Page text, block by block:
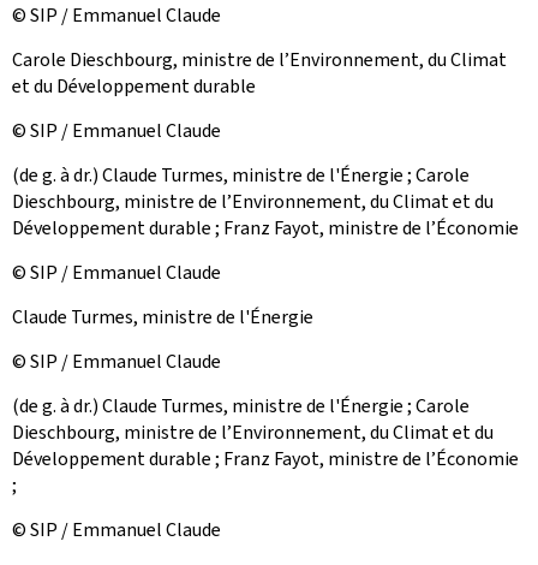
© SIP / Emmanuel Claude
Carole Dieschbourg, ministre de l’Environnement, du Climat
et du Développement durable
© SIP / Emmanuel Claude
(de g. à dr.) Claude Turmes, ministre de l'Énergie ; Carole
Dieschbourg, ministre de l’Environnement, du Climat et du
Développement durable ; Franz Fayot, ministre de l’Économie
© SIP / Emmanuel Claude
Claude Turmes, ministre de l'Énergie
© SIP / Emmanuel Claude
(de g. à dr.) Claude Turmes, ministre de l'Énergie ; Carole
Dieschbourg, ministre de l’Environnement, du Climat et du
Développement durable ; Franz Fayot, ministre de l’Économie
;
© SIP / Emmanuel Claude